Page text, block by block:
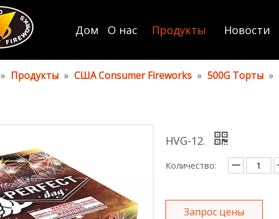
Дом О нас Продукты Новости
» Продукты » США Consumer Fireworks » 500G Торты »
HVG-12.
Количество:
Запрос цены